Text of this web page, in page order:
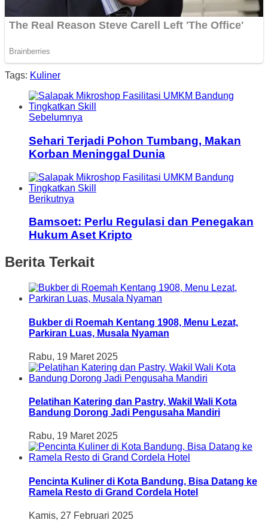
Tags: Kuliner
Sebelumnya
Sehari Terjadi Pohon Tumbang, Makan
Korban Meninggal Dunia
Berikutnya
Bamsoet: Perlu Regulasi dan Penegakan
Hukum Aset Kripto
Berita Terkait
Bukber di Roemah Kentang 1908, Menu Lezat,
Parkiran Luas, Musala Nyaman
Rabu, 19 Maret 2025
Pelatihan Katering dan Pastry, Wakil Wali Kota
Bandung Dorong Jadi Pengusaha Mandiri
Rabu, 19 Maret 2025
Pencinta Kuliner di Kota Bandung, Bisa Datang ke
Ramela Resto di Grand Cordela Hotel
Kamis, 27 Februari 2025